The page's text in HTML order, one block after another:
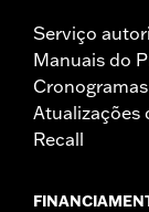
Serviço
Manuais do
Atualizações
Recall